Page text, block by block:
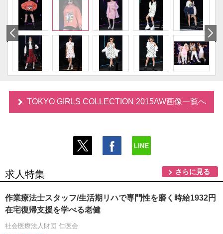
TOKYO GIRLS COLLECTION 2015AW画像一覧へ
求人特集 さらに見る
作業療法士スタッフ/生活期リハで専門性を磨く時給1932円
在宅復帰支援を学べる老健
社会医療法人財団 仁医会